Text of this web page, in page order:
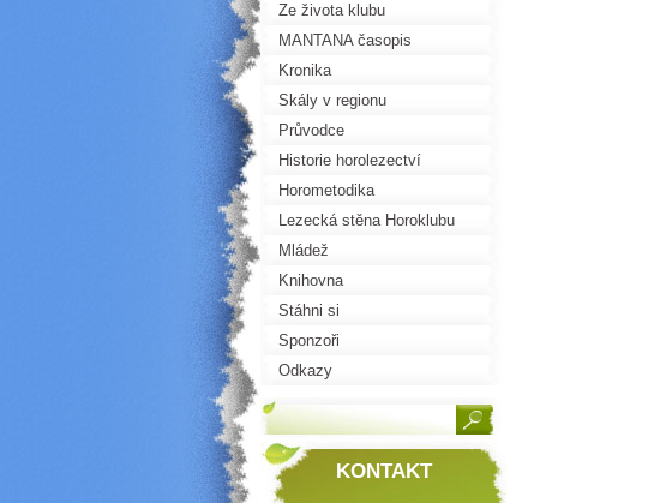
Ze života klubu
MANTANA časopis
Kronika
Skály v regionu
Průvodce
Historie horolezectví
Horometodika
Lezecká stěna Horoklubu
Mládež
Knihovna
Stáhni si
Sponzoři
Odkazy
KONTAKT